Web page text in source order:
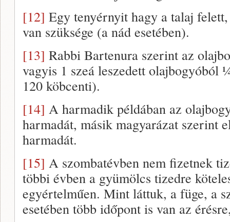
[12] Egy tenyérnyit hagy a talaj
van szüksége (a nád esetében).
[13] Rabbi Bartenura szerint az
vagyis 1 szeá leszedett olajbogyóból
120 köbcenti).
[14] A harmadik példában az
harmadát, másik magyarázat szerint
harmadát.
[15] A szombatévben nem fizetnek
többi évben a gyümölcs tizedre
egyértelműen. Mint láttuk, a füge, a
esetében több időpont is van az